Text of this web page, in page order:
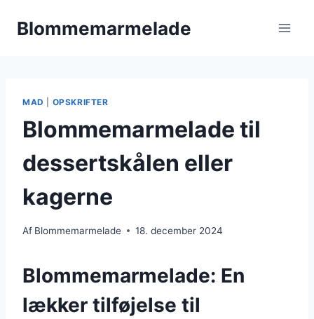
Blommemarmelade
MAD OPSKRIFTER
Blommemarmelade til
dessertskålen eller
kagerne
Af Blommemarmelade 18. december 2024
Blommemarmelade: En
lækker tilføjelse til